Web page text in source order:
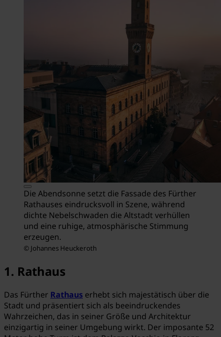
Die Abendsonne setzt die Fassade des Fürther
Rathauses eindrucksvoll in Szene, während
dichte Nebelschwaden die Altstadt verhüllen
und eine ruhige, atmosphärische Stimmung
erzeugen.
© Johannes Heuckeroth
1. Rathaus
Das Fürther Rathaus erhebt sich majestätisch über die
Stadt und präsentiert sich als beeindruckendes
Wahrzeichen, das in seiner Größe und Architektur
einzigartig in seiner Umgebung wirkt. Der imposante 52